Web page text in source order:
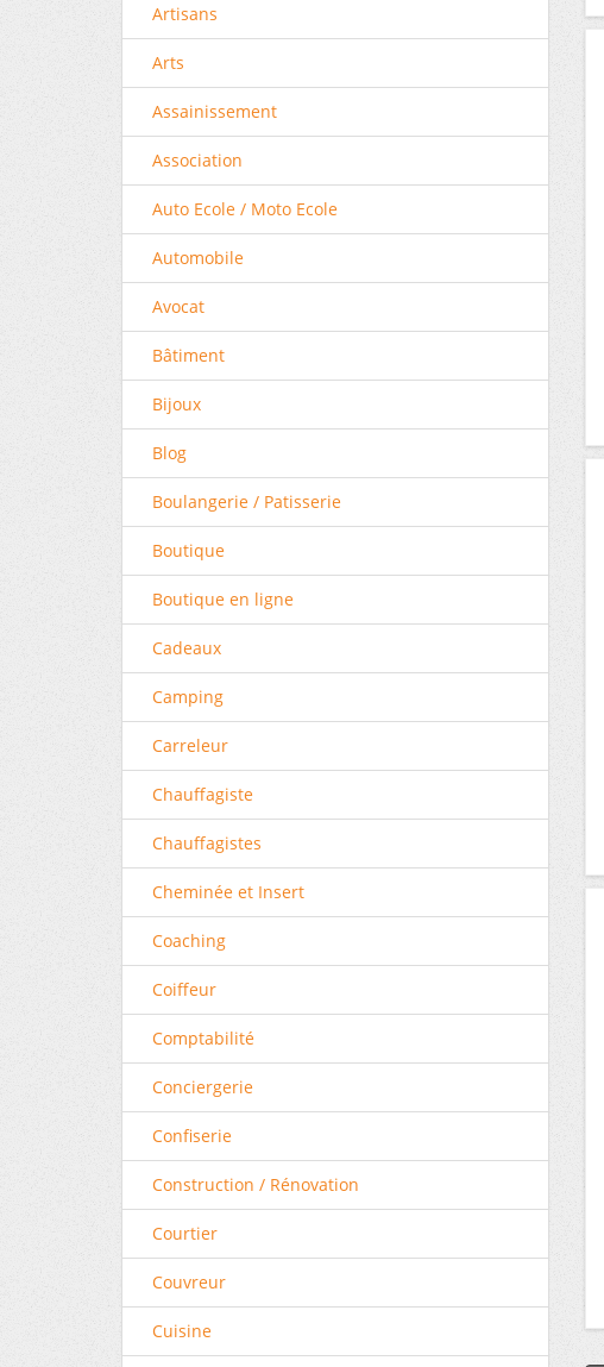
Artisans
Arts
Assainissement
Association
Auto Ecole / Moto Ecole
Automobile
Avocat
Bâtiment
Bijoux
Blog
Boulangerie / Patisserie
Boutique
Boutique en ligne
Cadeaux
Camping
Carreleur
Chauffagiste
Chauffagistes
Cheminée et Insert
Coaching
Coiffeur
Comptabilité
Conciergerie
Confiserie
Construction / Rénovation
Courtier
Couvreur
Cuisine